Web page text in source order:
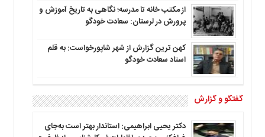
از مکتب خانه تا مدرسه؛ نگاهی به تاریخ آموزش و
پرورش در لرستان: سعادت خودگو
کهن ترین گزارش از شهر شاپورخواست: به قلم
استاد سعادت خودگو
گفتگو و گزارش
دکتر یحیی ابراهیمی: استاندار بهتر است به‌جای